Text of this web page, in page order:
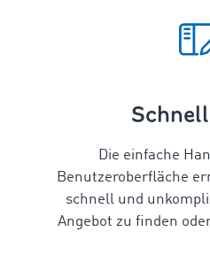
Die einfache
Benutzeroberfläche
schnell und
Angebot zu finden